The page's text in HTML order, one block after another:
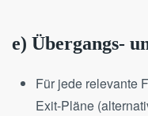
e) Übergangs-
Für jede relevante
Exit-Pläne